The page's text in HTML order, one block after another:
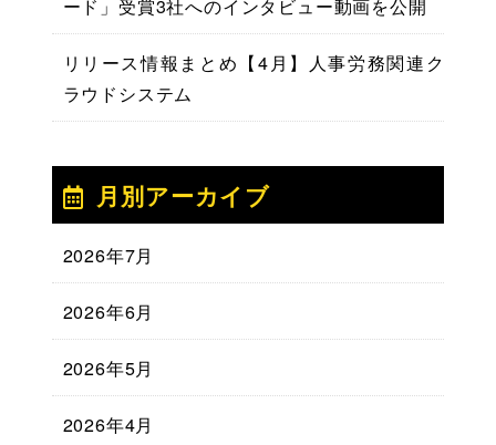
ード」受賞3社へのインタビュー動画を公開
リリース情報まとめ【4月】人事労務関連ク
ラウドシステム
月別アーカイブ
2026年7月
2026年6月
2026年5月
2026年4月